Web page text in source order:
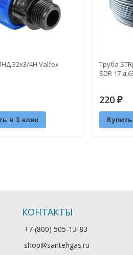
32х3/4Н Valfex
в 1 клик
Труба
SDR 17
220 ₽
КОНТАКТЫ
+7 (800) 505-13-83
shop@santehgas.ru